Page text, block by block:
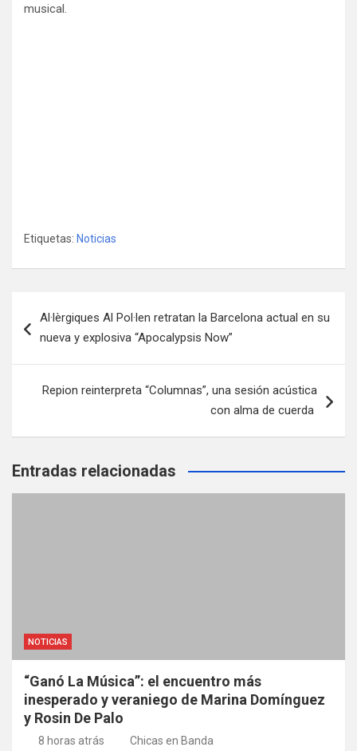
musical.
Etiquetas: Noticias
de
Al·lèrgiques Al Pol·len retratan la Barcelona actual en su
nueva y explosiva “Apocalypsis Now”
Repion reinterpreta “Columnas”, una sesión acústica
con alma de cuerda
Entradas relacionadas
NOTICIAS
“Ganó La Música”: el encuentro más
inesperado y veraniego de Marina Domínguez
y Rosin De Palo
8 horas atrás Chicas en Banda